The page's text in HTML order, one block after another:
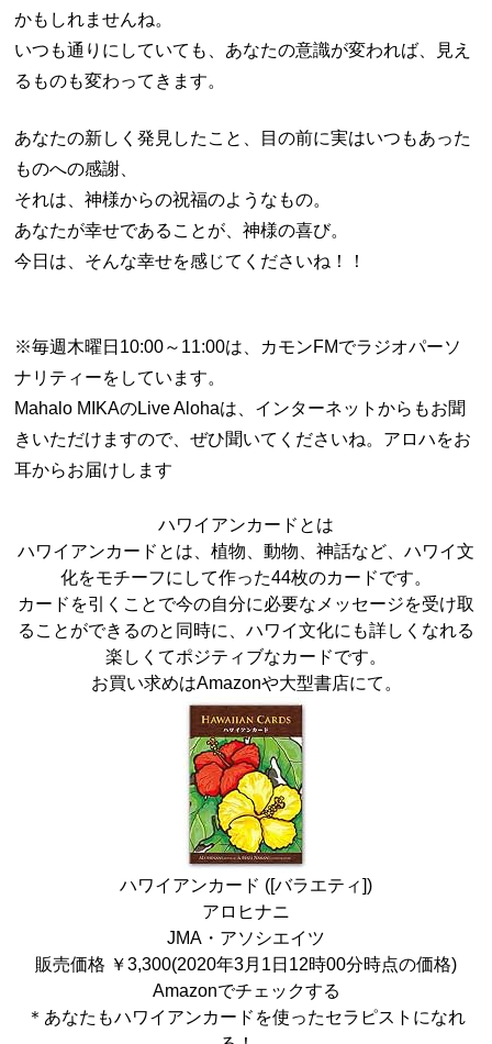
かもしれませんね。
いつも通りにしていても、あなたの意識が変われば、見え
るものも変わってきます。
あなたの新しく発見したこと、目の前に実はいつもあった
ものへの感謝、
それは、神様からの祝福のようなもの。
あなたが幸せであることが、神様の喜び。
今日は、そんな幸せを感じてくださいね！！
※毎週木曜日10:00～11:00は、カモンFMでラジオパーソ
ナリティーをしています。
Mahalo MIKAのLive Alohaは、インターネットからもお聞
きいただけますので、ぜひ聞いてくださいね。アロハをお
耳からお届けします
ハワイアンカードとは
ハワイアンカードとは、植物、動物、神話など、ハワイ文
化をモチーフにして作った44枚のカードです。
カードを引くことで今の自分に必要なメッセージを受け取
ることができるのと同時に、ハワイ文化にも詳しくなれる
楽しくてポジティブなカードです。
お買い求めはAmazonや大型書店にて。
ハワイアンカード ([バラエティ])
アロヒナニ
JMA・アソシエイツ
販売価格 ￥3,300(2020年3月1日12時00分時点の価格)
Amazonでチェックする
＊あなたもハワイアンカードを使ったセラピストになれ